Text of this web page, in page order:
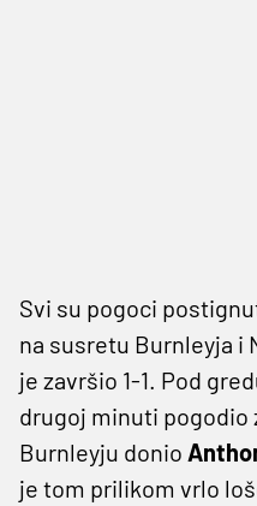
Svi su pogoci
na susretu Burnleyja i
je završio 1-1. Pod
drugoj minuti pogodio
Burnleyju donio
je tom prilikom vrlo